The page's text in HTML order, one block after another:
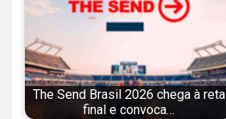
The Send Brasil 2026 chega à reta
final e convoca…